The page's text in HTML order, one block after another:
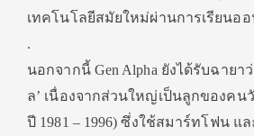
เทคโนโลยีสมัยใหม่ผ่านการเรียนอ
.
นอกจากนี้ Gen Alpha ยังได้รับฉายา
ล’ เนื่องจากส่วนใหญ่เป็นลูกของคน
ปี 1981 – 1996) ซึ่งใช้สมาร์ทโฟน แ